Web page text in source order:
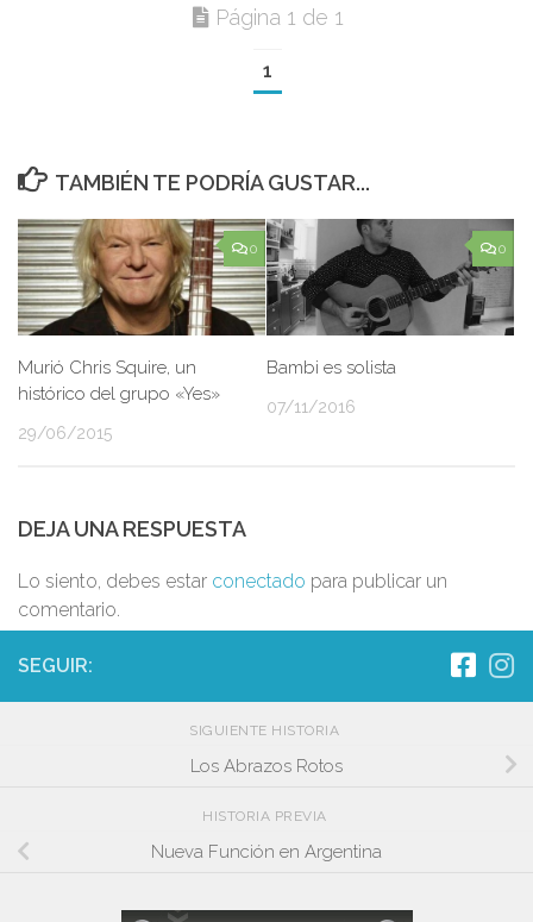
Página 1 de 1
1
TAMBIÉN TE PODRÍA GUSTAR...
0
Murió Chris Squire, un
histórico del grupo «Yes»
29/06/2015
0
Bambi es solista
07/11/2016
DEJA UNA RESPUESTA
Lo siento, debes estar conectado para publicar un
comentario.
SEGUIR:
SIGUIENTE HISTORIA
Los Abrazos Rotos
HISTORIA PREVIA
Nueva Función en Argentina